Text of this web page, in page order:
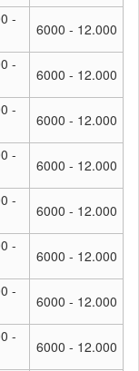
-
6000 - 12.000
-
6000 - 12.000
-
6000 - 12.000
-
6000 - 12.000
-
6000 - 12.000
-
6000 - 12.000
-
6000 - 12.000
-
6000 - 12.000